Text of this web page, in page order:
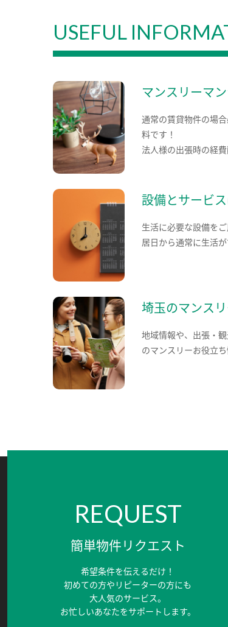
USEFUL
マンスリーマ
通常の賃貸物件の場
料です！
法人様の出張時の経
設備とサービ
生活に必要な設備を
居日から通常に生活が
埼玉のマンス
地域情報や、出張・
のマンスリーお役立ち
REQUEST
簡単物件リクエスト
希望条件を伝えるだけ！
初めての方やリピーターの方にも
大人気のサービス。
お忙しいあなたをサポートします。